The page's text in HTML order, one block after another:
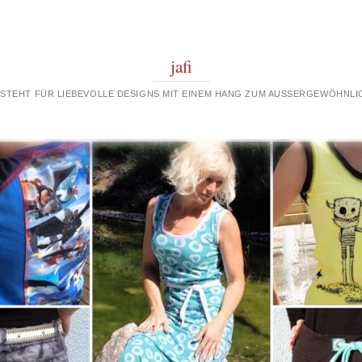
jafi
FÜR LIEBEVOLLE DESIGNS MIT EINEM HANG ZUM